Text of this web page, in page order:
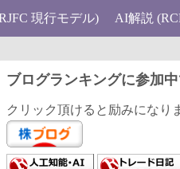
現行モデル) AI解説
ブログランキングに参加
クリック頂けると励みになり